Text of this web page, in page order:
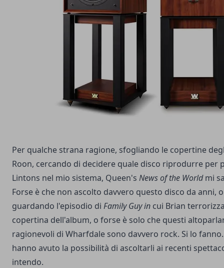
Per qualche strana ragione, sfogliando le copertine
Roon, cercando di decidere quale disco riprodurre per
Lintons nel mio sistema, Queen's News of the Worldmi
Forse è che non ascolto davvero questo disco da anni,
guardando l'episodio di Family Guy in cui Brian
copertina dell'album, o forse è solo che questi
ragionevoli di Wharfdale sono davvero rock. Si lo
hanno avuto la possibilità di ascoltarli ai recenti
intendo.